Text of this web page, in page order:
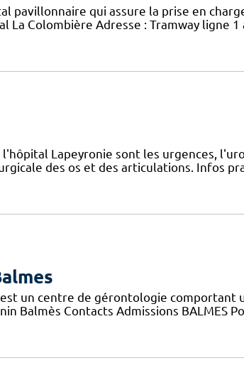
pavillonnaire qui assure la prise en
La Colombière Adresse : Tramway ligne
l'hôpital Lapeyronie sont les urgences,
des os et des articulations. Infos
un centre de gérontologie
Balmès Contacts Admissions BALMES